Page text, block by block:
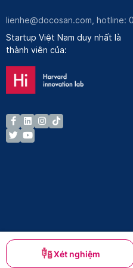
Xét nghiệm
lienhe@docosan.com, hotline:
Startup Việt Nam duy nhất là
thành viên của:
Bản quyền ©